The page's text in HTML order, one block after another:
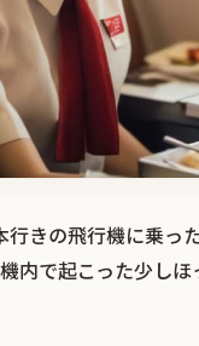
きの飛行機に乗っ
内で起こった少し